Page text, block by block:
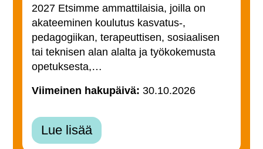
2027 Etsimme ammattilaisia, joilla on
akateeminen koulutus kasvatus-,
pedagogiikan, terapeuttisen, sosiaalisen
tai teknisen alan alalta ja työkokemusta
opetuksesta,…
Viimeinen hakupäivä: 30.10.2026
Lue lisää